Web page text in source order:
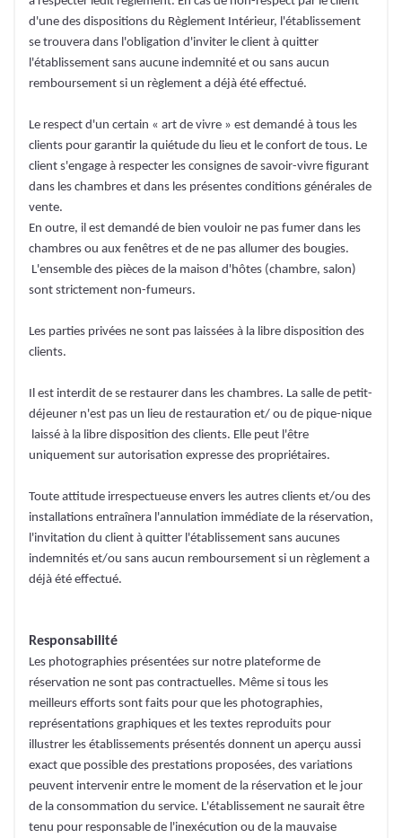
d'une des dispositions du Règlement Intérieur, l'établissement
se trouvera dans l'obligation d'inviter le client à quitter
l'établissement sans aucune indemnité et ou sans aucun
remboursement si un règlement a déjà été effectué.
Le respect d'un certain « art de vivre » est demandé à tous les
clients pour garantir la quiétude du lieu et le confort de tous. Le
client s'engage à respecter les consignes de savoir-vivre figurant
dans les chambres et dans les présentes conditions générales de
vente.
En outre, il est demandé de bien vouloir ne pas fumer dans les
chambres ou aux fenêtres et de ne pas allumer des bougies.
L'ensemble des pièces de la maison d'hôtes (chambre, salon)
sont strictement non-fumeurs.
Les parties privées ne sont pas laissées à la libre disposition des
clients.
Il est interdit de se restaurer dans les chambres. La salle de petit-
déjeuner n'est pas un lieu de restauration et/ ou de pique-nique
laissé à la libre disposition des clients. Elle peut l'être
uniquement sur autorisation expresse des propriétaires.
Toute attitude irrespectueuse envers les autres clients et/ou des
installations entraînera l'annulation immédiate de la réservation,
l'invitation du client à quitter l'établissement sans aucunes
indemnités et/ou sans aucun remboursement si un règlement a
déjà été effectué.
Responsabilité
Les photographies présentées sur notre plateforme de
réservation ne sont pas contractuelles. Même si tous les
meilleurs efforts sont faits pour que les photographies,
représentations graphiques et les textes reproduits pour
illustrer les établissements présentés donnent un aperçu aussi
exact que possible des prestations proposées, des variations
peuvent intervenir entre le moment de la réservation et le jour
de la consommation du service. L'établissement ne saurait être
tenu pour responsable de l'inexécution ou de la mauvaise